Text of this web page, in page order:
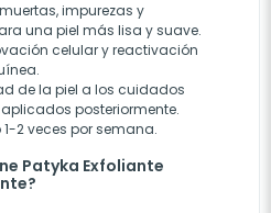
impurezas y
una piel más lisa y suave.
celular y reactivación
de la piel a los cuidados
posteriormente.
2 veces por semana.
Patyka Exfoliante